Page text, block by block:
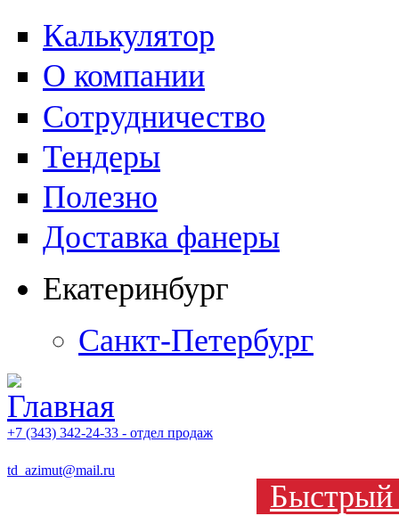
Калькулятор
О компании
Сотрудничество
Тендеры
Полезно
Доставка фанеры
Екатеринбург
Санкт-Петербург
+7 (343) 342-24-33 - отдел продаж
td_azimut@mail.ru
Быстрый